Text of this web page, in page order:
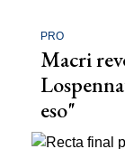
PRO
Macri
eso"